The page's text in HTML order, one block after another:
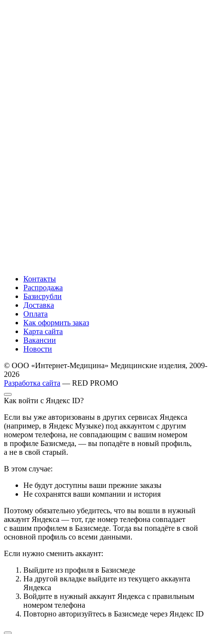
Контакты
Распродажа
Базисрубли
Доставка
Оплата
Как оформить заказ
Карта сайта
Вакансии
Новости
© ООО «Интернет-Медицина» Медицинские изделия, 2009-
2026
Разработка сайта — RED PROMO
Как войти с Яндекс ID?
Если вы уже авторизованы в других сервисах Яндекса
(например, в Яндекс Музыке) под аккаунтом с другим
номером телефона, не совпадающим с вашим номером
в профиле Базисмеда, — вы попадёте в новый профиль,
а не в свой старый.
В этом случае:
Не будут доступны ваши прежние заказы
Не сохранятся ваши компании и история
Поэтому обязательно убедитесь, что вы вошли в нужный
аккаунт Яндекса — тот, где номер телефона совпадает
с вашим профилем в Базисмеде. Тогда вы попадёте в свой
основной профиль со всеми данными.
Если нужно сменить аккаунт:
Выйдите из профиля в Базисмеде
На другой вкладке выйдите из текущего аккаунта
Яндекса
Войдите в нужный аккаунт Яндекса с правильным
номером телефона
Повторно авторизуйтесь в Базисмеде через Яндекс ID